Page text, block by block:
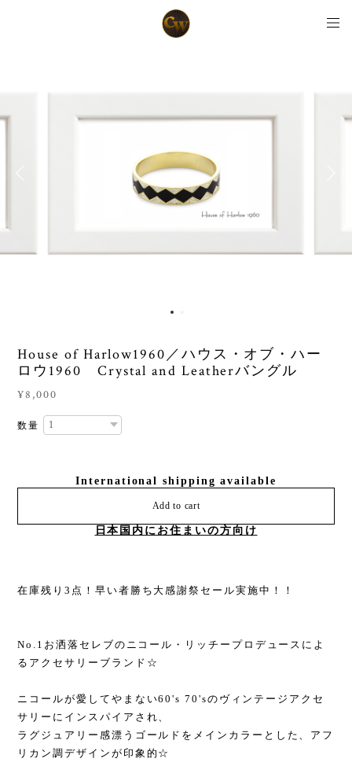
House of Harlow1960／ハウス・オブ・ハー
ロウ1960 Crystal and Leatherバングル
¥8,000
数量
International shipping available
Add to cart
日本国内にお住まいの方向け
在庫残り3点！早い者勝ち大感謝祭セール実施中！！
No.1お洒落セレブのニコール・リッチープロデュースによ
るアクセサリーブランド☆
ニコールが愛してやまない60's 70'sのヴィンテージアクセ
サリーにインスパイアされ、
ラグジュアリー感漂うゴールドをメインカラーとした、アフ
リカン調デザインが印象的☆